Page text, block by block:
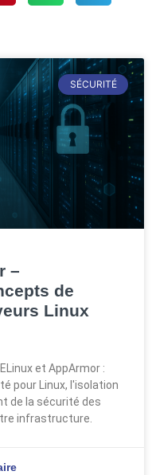
SÉCURITÉ
–
de
Linux
et AppArmor :
pour Linux, l'isolation
de la sécurité des
infrastructure.